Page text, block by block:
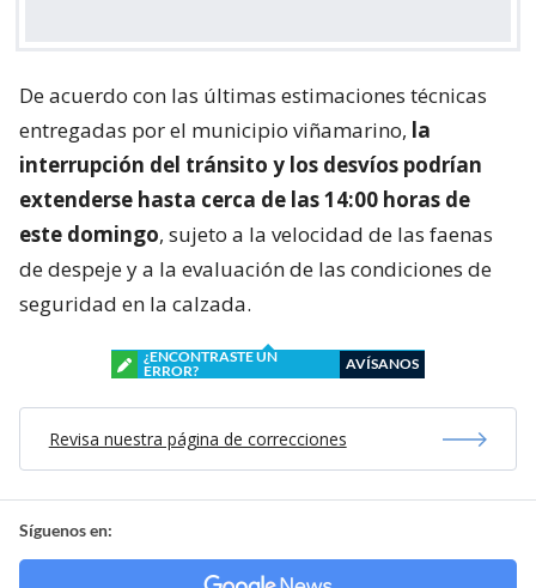
De acuerdo con las últimas estimaciones técnicas
entregadas por el municipio viñamarino, la
interrupción del tránsito y los desvíos podrían
extenderse hasta cerca de las 14:00 horas de
este domingo, sujeto a la velocidad de las faenas
de despeje y a la evaluación de las condiciones de
seguridad en la calzada.
¿ENCONTRASTE UN
ERROR?
AVÍSANOS
Revisa nuestra página de correcciones
Síguenos en: